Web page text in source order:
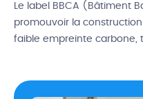
Le label BBCA (Bâtiment
promouvoir la
faible empreinte carbone,
et les étapes nécessaires